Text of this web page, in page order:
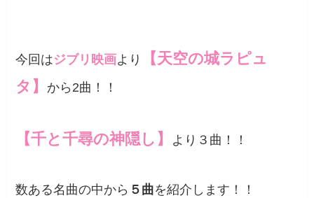
今回はジブリ映画より
【天空の城ラピュ
タ】
から2曲！！
【千と千尋の神隠し】 より３曲！！
数ある名曲の中から ５曲を紹介します！！